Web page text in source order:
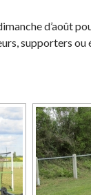
d’août
supporters ou